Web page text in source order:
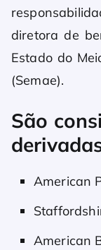
diretora de
Estado do
(Semae).
São
American
American